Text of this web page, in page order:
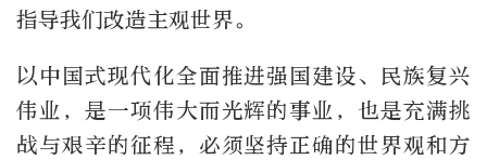
指导我们改造主观世界。
以中国式现代化全面推进强国建设、民族复兴
伟业，是一项伟大而光辉的事业，也是充满挑
战与艰辛的征程，必须坚持正确的世界观和方